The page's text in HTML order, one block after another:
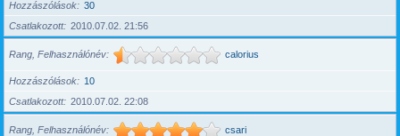
Hozzászólások
30
Csatlakozott
2010.07.02. 21:56
Rang, Felhasználónév calorius
Hozzászólások
10
Csatlakozott
2010.07.02. 22:08
Rang, Felhasználónév csari